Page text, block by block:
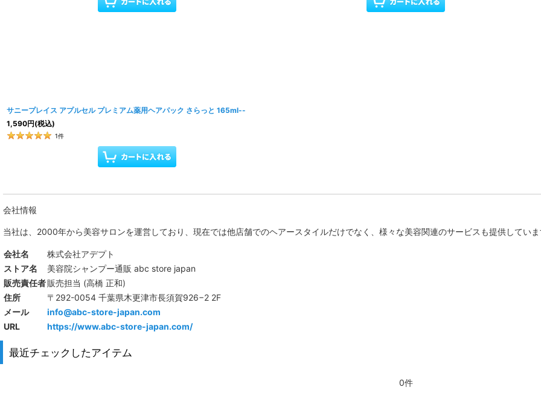
サニープレイス アプルセル プレミアム薬用ヘアパック さらっと 165ml--
1,590円(税込)
1件
会社情報
当社は、 2000年から美容サロンを運営しており、現在では他店舗でのヘアースタイルだけでなく、様々な美容関連のサービスも提供してい
会社名
株式会社アデプト
ストア名
美容院シャンプー通販 abc store japan
販売責任者販売担当 (高橋 正和)
住所
〒292-0054 千葉県木更津市長須賀926−2 2F
メール
info@abc-store-japan.com
URL
https://www.abc-store-japan.com/
最近チェックしたアイテム
0件